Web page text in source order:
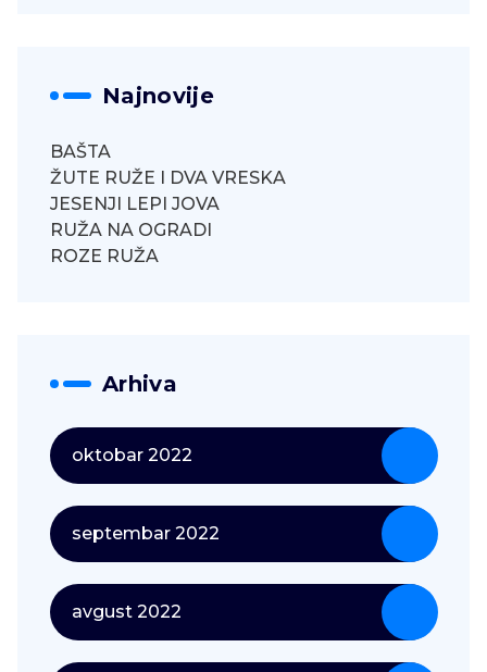
Najnovije
BAŠTA
ŽUTE RUŽE I DVA VRESKA
JESENJI LEPI JOVA
RUŽA NA OGRADI
ROZE RUŽA
Arhiva
oktobar 2022
septembar 2022
avgust 2022